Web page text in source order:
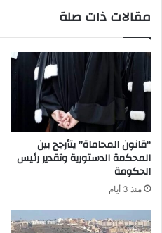
مقالات ذات صلة
“قانون المحاماة” يتأرجح بين
المحكمة الدستورية وتقدير رئيس
الحكومة
منذ 3 أيام